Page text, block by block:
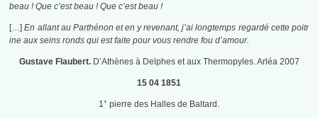
beau ! Que c’est beau ! Que c’est beau !
[…]En allant au Parthénon et en y revenant, j’ai longtemps regardé cette poitr
ine aux seins ronds qui est faite pour vous rendre fou d’amour.
Gustave Flaubert. D’Athènes à Delphes et aux Thermopyles. Arléa 2007
15 04 1851
1° pierre des Halles de Baltard.